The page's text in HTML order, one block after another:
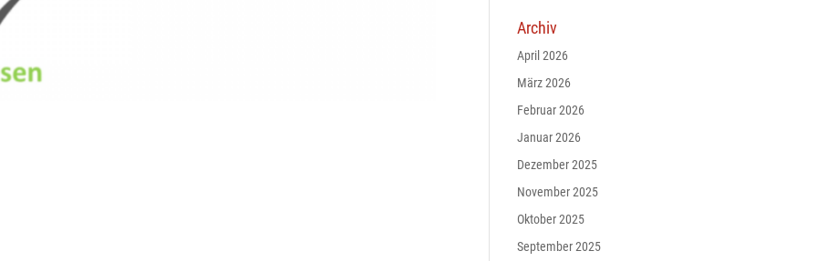
Archiv
April 2026
März 2026
Februar 2026
Januar 2026
Dezember 2025
November 2025
Oktober 2025
September 2025